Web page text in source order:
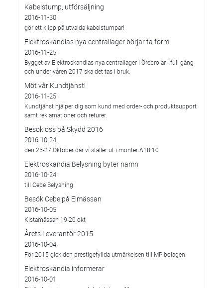
Kabelstump, utförsäljning
2016-11-30
gör ett klipp på utvalda kabelstumpar!
Elektroskandias nya centrallager börjar ta form
2016-11-25
Bygget av Elektroskandias nya centrallager i Örebro är i full gång
och under våren 2017 ska det tas i bruk.
Möt vår Kundtjänst!
2016-11-25
Kundtjänst hjälper dig som kund med order- och produktsupport
samt reklamationer och returer.
Besök oss på Skydd 2016
2016-10-24
den 25-27 Oktober där vi ställer ut i monter A18:10
Elektroskandia Belysning byter namn
2016-10-24
till Cebe Belysning
Besök Cebe på Elmässan
2016-10-05
Kistamässan 19-20 okt
Årets Leverantör 2015
2016-10-04
För 2015 gick den prestigefyllda utmärkelsen till MP bolagen.
Elektroskandia informerar
2016-10-01